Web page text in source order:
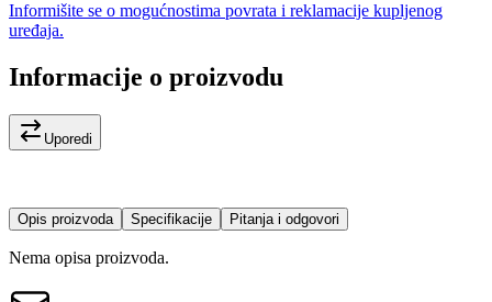
Informišite se o mogućnostima povrata i reklamacije kupljenog
uređaja.
Informacije o proizvodu
Uporedi
Opis proizvoda Specifikacije Pitanja i odgovori
Nema opisa proizvoda.